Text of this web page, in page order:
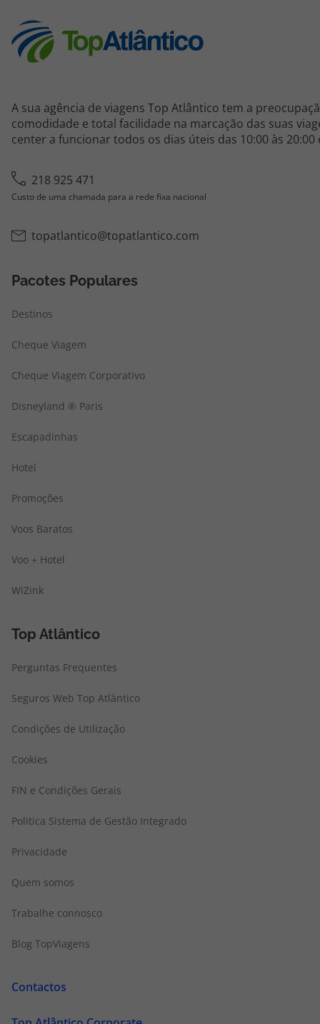
A sua agência de viagens Top Atlântico tem a
comodidade e total facilidade na marcação das suas
center a funcionar todos os dias úteis das 10:00 às 20:00
218 925 471
Custo de uma chamada para a rede fixa nacional
topatlantico@topatlantico.com
Pacotes Populares
Destinos
Cheque Viagem
Cheque Viagem Corporativo
Disneyland ® Paris
Escapadinhas
Hotel
Promoções
Voos Baratos
Voo + Hotel
WiZink
Top Atlântico
Perguntas Frequentes
Seguros Web Top Atlântico
Condições de Utilização
Cookies
FIN e Condições Gerais
Politica Sistema de Gestão Integrado
Privacidade
Quem somos
Trabalhe connosco
Blog TopViagens
Contactos